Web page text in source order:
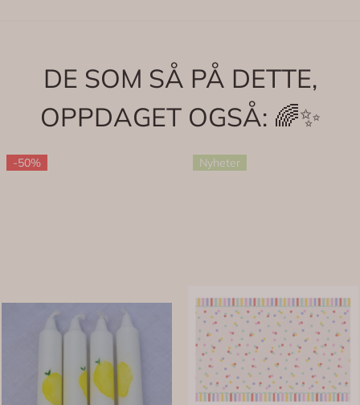
DE SOM SÅ PÅ DETTE,
OPPDAGET OGSÅ: 🌈✨
-50% Nyheter